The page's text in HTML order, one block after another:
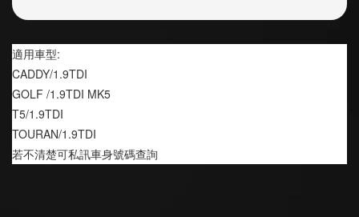
適用車型:
CADDY/1.9TDI
GOLF /1.9TDI MK5
T5/1.9TDI
TOURAN/1.9TDI
若不清楚可私訊車身號碼查詢